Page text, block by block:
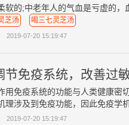
软的;中老年人的气血是亏虚的，
芝汤 喝三七灵芝汤
2019-07-20 15:19:47
节免疫系统，改善过敏
用免疫系统的功能与人类健康密
理涉及到免疫功能，因此免疫学
2019-07-20 15:19:47